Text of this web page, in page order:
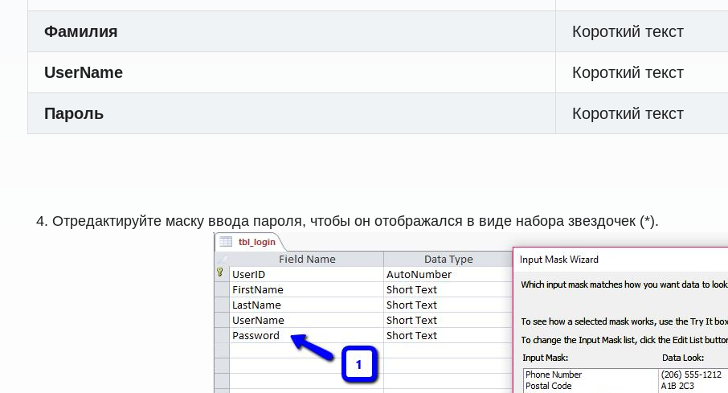
Фамилия Короткий текст
UserName Короткий текст
Пароль Короткий текст
Отредактируйте маску ввода пароля, чтобы он отображался в виде набора звездочек (*).